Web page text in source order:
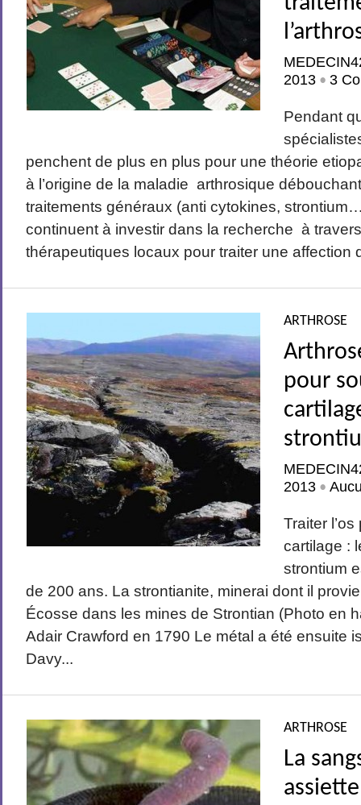
2013 •3
Pendant
penchent de plus en plus pour une théorie
à l’origine de la maladie arthrosique
traitements généraux (anti cytokines,
continuent à investir dans la recherche à
thérapeutiques locaux pour traiter une affection
ARTHROSE
pour
2013 •
Traiter
cartilage :
strontium
de 200 ans. La strontianite, minerai dont il
Écosse dans les mines de Strontian (Photo en
Adair Crawford en 1790 Le métal a été ensuite
Davy...
ARTHROSE
La